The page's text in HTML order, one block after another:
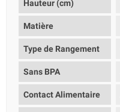
Hauteur (cm)
Matière
Type de Rangement
Sans BPA
Contact Alimentaire